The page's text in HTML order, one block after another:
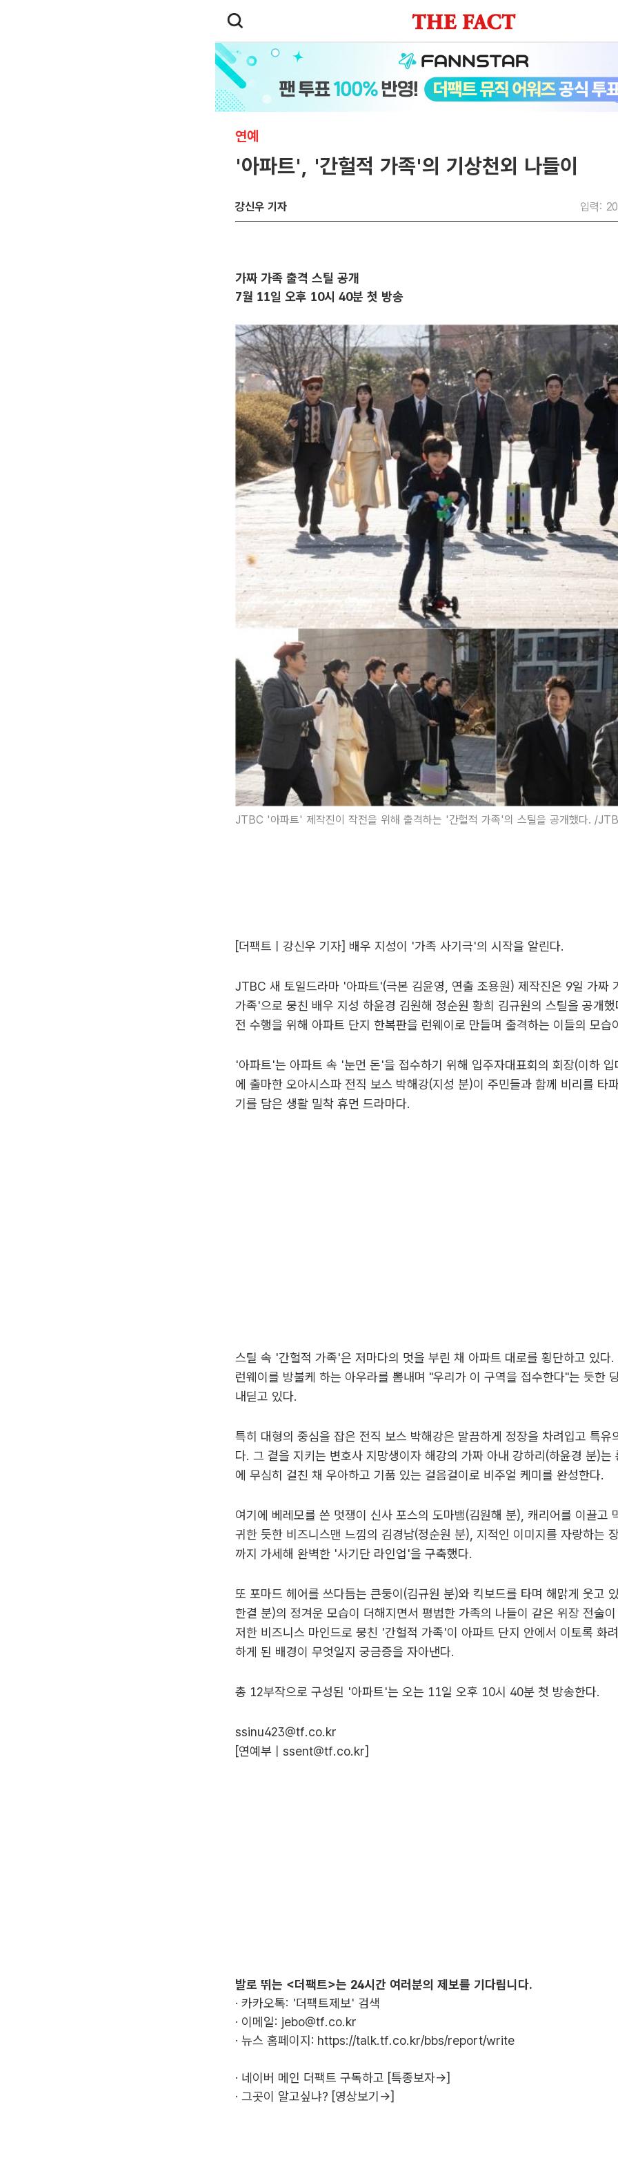
연예
'아파트', '간헐적 가족'의 기상천외 나들이
강신우 기자 입력:
가짜 가족 출격 스틸 공개
7월 11일 오후 10시 40분 첫 방송
JTBC '아파트' 제작진이 작전을 위해 출격하는 '간헐적 가족'의 스틸을 공개했다. /
[더팩트ㅣ강신우 기자] 배우 지성이 '가족 사기극'의 시작을 알린다.
JTBC 새 토일드라마 '아파트'(극본 김윤영, 연출 조용원) 제작진은 9일 가짜
가족'으로 뭉친 배우 지성 하윤경 김원해 정순원 황희 김규원의 스틸을 공개
전 수행을 위해 아파트 단지 한복판을 런웨이로 만들며 출격하는 이들의 모습
'아파트'는 아파트 속 '눈먼 돈'을 접수하기 위해 입주자대표회의 회장(이하
에 출마한 오아시스파 전직 보스 박해강(지성 분)이 주민들과 함께 비리를 타
기를 담은 생활 밀착 휴먼 드라마다.
스틸 속 '간헐적 가족'은 저마다의 멋을 부린 채 아파트 대로를 횡단하고 있다.
런웨이를 방불케 하는 아우라를 뽐내며 "우리가 이 구역을 접수한다"는 듯한
내딛고 있다.
특히 대형의 중심을 잡은 전직 보스 박해강은 말끔하게 정장을 차려입고 특유
다. 그 곁을 지키는 변호사 지망생이자 해강의 가짜 아내 강하리(하윤경 분)는
에 무심히 걸친 채 우아하고 기품 있는 걸음걸이로 비주얼 케미를 완성한다.
여기에 베레모를 쓴 멋쟁이 신사 포스의 도마뱀(김원해 분), 캐리어를 이끌고
귀한 듯한 비즈니스맨 느낌의 김경남(정순원 분), 지적인 이미지를 자랑하는
까지 가세해 완벽한 '사기단 라인업'을 구축했다.
또 포마드 헤어를 쓰다듬는 큰둥이(김규원 분)와 킥보드를 타며 해맑게 웃고
한결 분)의 정겨운 모습이 더해지면서 평범한 가족의 나들이 같은 위장 전술
저한 비즈니스 마인드로 뭉친 '간헐적 가족'이 아파트 단지 안에서 이토록 화
하게 된 배경이 무엇일지 궁금증을 자아낸다.
총 12부작으로 구성된 '아파트'는 오는 11일 오후 10시 40분 첫 방송한다.
ssinu423@tf.co.kr
[연예부 | ssent@tf.co.kr]
발로 뛰는 <더팩트>는 24시간 여러분의 제보를 기다립니다.
· 카카오톡: '더팩트제보' 검색
· 이메일: jebo@tf.co.kr
· 뉴스 홈페이지: https://talk.tf.co.kr/bbs/report/write
· 네이버 메인 더팩트 구독하고 [특종보자→]
· 그곳이 알고싶냐? [영상보기→]